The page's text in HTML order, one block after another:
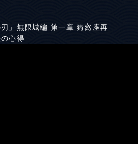
」無限城編 第一章 猗窩座再
心得